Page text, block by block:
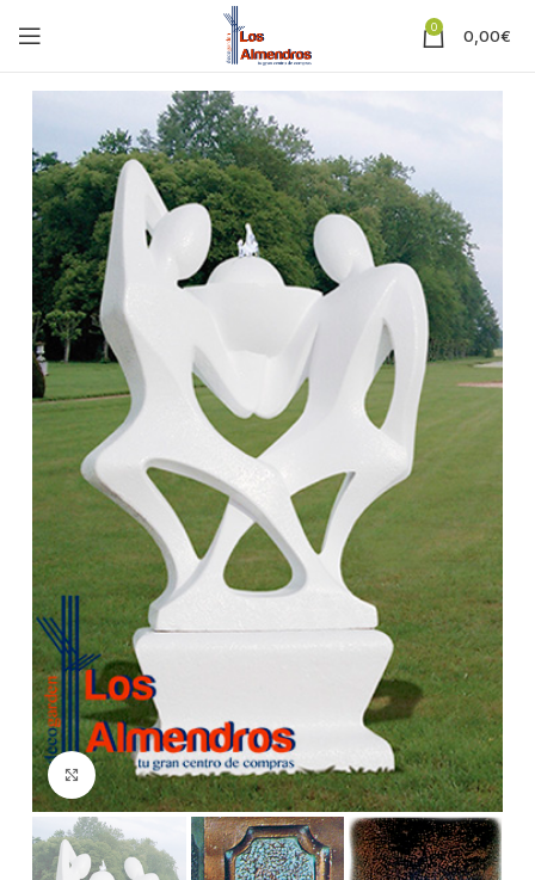
0 0,00€
Clic para ampliar